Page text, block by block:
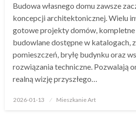
Budowa własnego domu zawsze
koncepcji architektonicznej. Wielu
gotowe projekty domów,
budowlane dostępne w katalogach,
pomieszczeń, bryłę budynku oraz
rozwiązania techniczne. Pozwalają
realną wizję przyszłego…
Opublikowane
2026-01-13 Mieszkanie Art